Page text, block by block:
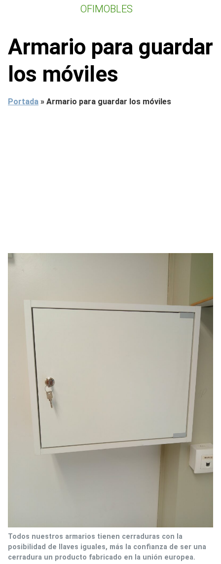
OFIMOBLES
Armario para guardar
los móviles
Portada » Armario para guardar los móviles
Todos nuestros armarios tienen cerraduras con la
posibilidad de llaves iguales, más la confianza de ser una
cerradura un producto fabricado en la unión europea.